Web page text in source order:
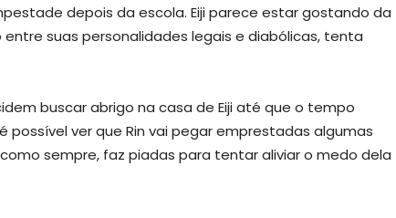
depois da escola. Eiji parece estar gostando da
suas personalidades legais e diabólicas, tenta
buscar abrigo na casa de Eiji até que o tempo
possível ver que Rin vai pegar emprestadas algumas
sempre, faz piadas para tentar aliviar o medo dela